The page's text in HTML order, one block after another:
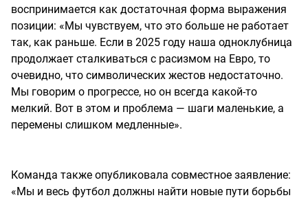
воспринимается как достаточная форма выражения
позиции: «Мы чувствуем, что это больше не работает
так, как раньше. Если в 2025 году наша одноклубница
продолжает сталкиваться с расизмом на Евро, то
очевидно, что символических жестов недостаточно.
Мы говорим о прогрессе, но он всегда какой-то
мелкий. Вот в этом и проблема — шаги маленькие, а
перемены слишком медленные».
Команда также опубликовала совместное заявление:
«Мы и весь футбол должны найти новые пути борьбы